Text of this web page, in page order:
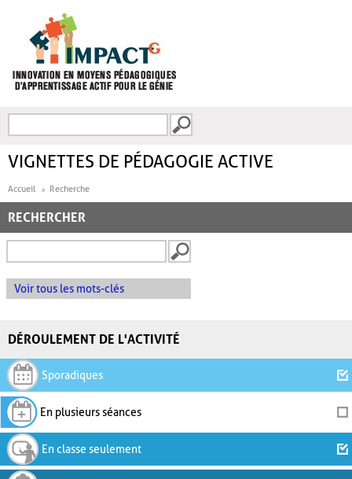
FORMULAIRE DE
VIGNETTES DE PÉDAGOGIE ACTIVE
Accueil Recherche
RECHERCHER
Voir tous les mots-clés
DÉROULEMENT DE L'ACTIVITÉ
Sporadiques
En plusieurs séances
En classe seulement